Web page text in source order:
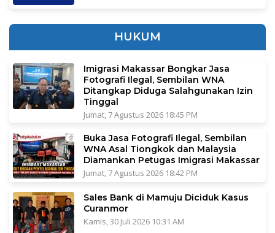
HUKUM
Imigrasi Makassar Bongkar Jasa
Fotografi Ilegal, Sembilan WNA
Ditangkap Diduga Salahgunakan Izin
Tinggal
Jumat, 7 Agustus 2026 18:45 PM
Buka Jasa Fotografi Ilegal, Sembilan
WNA Asal Tiongkok dan Malaysia
Diamankan Petugas Imigrasi Makassar
Jumat, 7 Agustus 2026 18:42 PM
Sales Bank di Mamuju Diciduk Kasus
Curanmor
Kamis, 30 Juli 2026 10:31 AM